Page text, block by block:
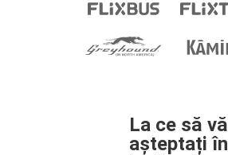
La ce să vă
așteptați în